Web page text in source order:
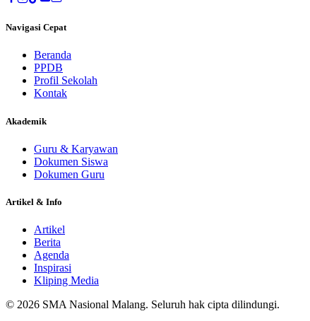
Navigasi Cepat
Beranda
PPDB
Profil Sekolah
Kontak
Akademik
Guru & Karyawan
Dokumen Siswa
Dokumen Guru
Artikel & Info
Artikel
Berita
Agenda
Inspirasi
Kliping Media
© 2026 SMA Nasional Malang. Seluruh hak cipta dilindungi.